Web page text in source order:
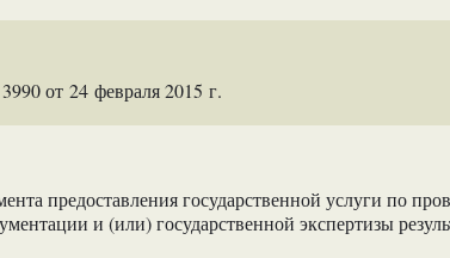
от 24 февраля 2015 г.
предоставления государственной услуги по
и (или) государственной экспертизы